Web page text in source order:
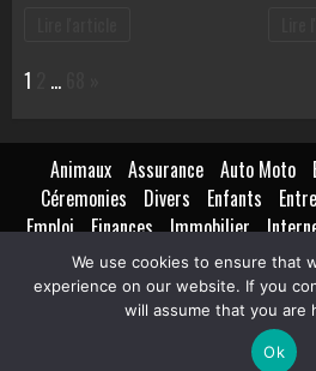
Page:
1 …
Animaux Assurance Auto Moto
Céremonies
Divers Enfants
Emploi Finances Immobilier
Loisirs Maison Extérieur
Mode Nutrition Santé Seniors
Voyages
We use cookies to ensure that
experience on our website. If you
will assume that you are
Ok